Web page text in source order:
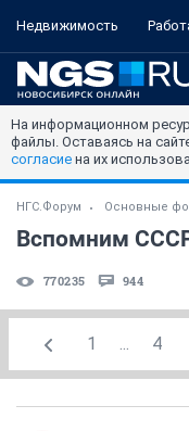
Недвижимость
На информационном
файлы. Оставаясь на
согласие на их
НГС.Форум Основные
Вспомним
770235 944
1 ... 4